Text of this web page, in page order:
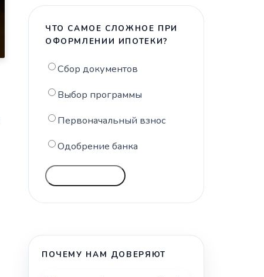
ЧТО САМОЕ СЛОЖНОЕ ПРИ
ОФОРМЛЕНИИ ИПОТЕКИ?
Сбор документов
Выбор программы
Первоначальный взнос
Одобрение банка
ПОЧЕМУ НАМ ДОВЕРЯЮТ